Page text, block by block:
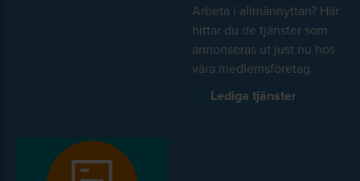
Arbeta i allmännyttan? Här
hittar du de tjänster som
annonseras ut just nu hos
våra medlemsföretag.
Lediga tjänster